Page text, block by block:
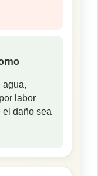
agua,
labor
el daño sea